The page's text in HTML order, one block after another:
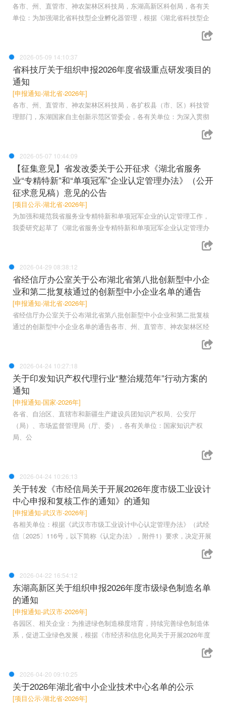
各市、州、直管市、神农架林区科技局，东湖高新区科创局，各有关
单位：为加强湖北省科技型企业孵化器管理，根据《湖北省科技型企
2026-05-09 14:10:37
省科技厅关于组织申报2026年度省级重点研发项目的
通知
[申报通知-湖北省-2026年]
各市、州、直管市、神农架林区科技局，各扩权县（市、区）科技管
理部门，东湖国家自主创新示范区管委会，各有关单位：为深入贯彻
2026-05-07 10:44:09
【征集意见】省发改委关于公开征求《湖北省服务
业“专精特新”和“单项冠军”企业认定管理办法》（公开
征求意见稿）意见的公告
[项目公示-湖北省-2026年]
为加强和规范我省服务业专精特新和单项冠军企业的认定管理工作，
我委研究起草了《湖北省服务业专精特新和单项冠军企业认定管理办
2026-04-29 08:38:12
省经信厅办公室关于公布湖北省第八批创新型中小企
业和第二批复核通过的创新型中小企业名单的通告
[申报通知-湖北省-2026年]
省经信厅办公室关于公布湖北省第八批创新型中小企业和第二批复核
通过的创新型中小企业名单的通告各市、州、直管市、神农架林区经
2026-04-24 10:27:18
关于印发知识产权代理行业“整治规范年”行动方案的
通知
[申报通知-国家-2026年]
各省、自治区、直辖市和新疆生产建设兵团知识产权局、公安厅
（局）、市场监督管理局（厅、委），各有关单位：国家知识产权
局、公
2026-04-24 10:26:13
关于转发《市经信局关于开展2026年度市级工业设计
中心申报和复核工作的通知》的通知
[申报通知-武汉市-2026年]
各相关单位：根据《武汉市市级工业设计中心认定管理办法》（武经
信〔2025〕116号，以下简称《认定办法》，附件1）要求，决定开展
2026-04-22 16:54:12
东湖高新区关于组织申报2026年度市级绿色制造名单
的通知
[申报通知-武汉市-2026年]
各园区、相关企业：为推进绿色制造梯度培育，持续完善绿色制造体
系，促进工业绿色发展，根据《市经济和信息化局关于开展2026年度
2026-04-20 09:10:25
关于2026年湖北省中小企业技术中心名单的公示
[项目公示-湖北省-2026年]